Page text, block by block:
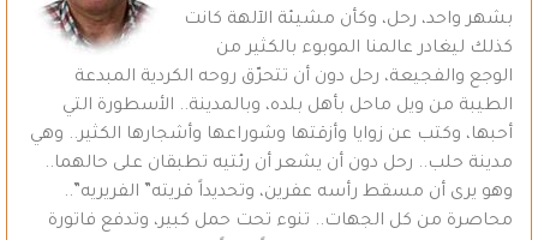
بشهر واحد، رحل، وكأن مشيئة الآلهة كانت
كذلك ليغادر عالمنا الموبوء بالكثير من
الوجع والفجيعة، رحل دون أن تتحرّق روحه الكردية المبدعة
الطيبة من ويل ماحل بأهل بلده، وبالمدينة.. الأسطورة التي
أحبها، وكتب عن زوايا وأزقتها وشوراعها وأشجارها الكثير.. وهي
مدينة حلب.. رحل دون أن يشعر أن رئتيه تطبقان على حالهما..
وهو يرى أن مسقط رأسه عفرين، وتحديداً قريته” الفريريه”..
محاصرة من كل الجهات.. تنوء تحت حمل كبير، وتدفع فاتورة